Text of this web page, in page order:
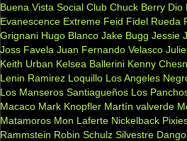
Buena Vista Social Club Chuck Berry Dio
Evanescence Extreme Feid Fidel Rueda
Grignani Hugo Blanco Jake Bugg Jessie J
Joss Favela Juan Fernando Velasco
Keith Urban Kelsea Ballerini Kenny
Lenin Ramirez Loquillo Los Angeles
Los Manseros Santiagueños Los
Macaco Mark Knopfler Martín valverde
Matamoros Mon Laferte Nickelback
Rammstein Robin Schulz Silvestre